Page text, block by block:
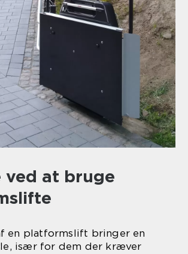
ved at bruge
en platformslift bringer en
især for dem der kræver